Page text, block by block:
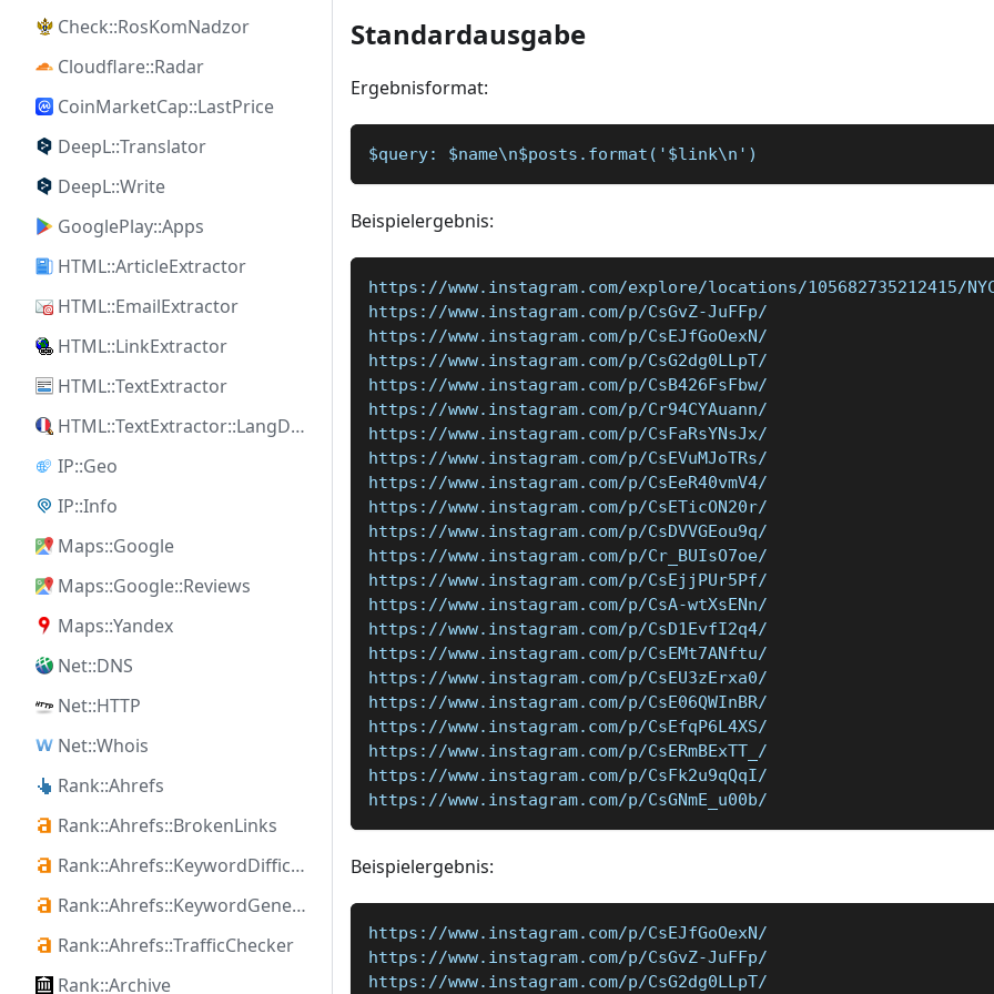
Check::RosKomNadzor
Cloudflare::Radar
CoinMarketCap::LastPrice
DeepL::Translator
DeepL::Write
GooglePlay::Apps
HTML::ArticleExtractor
HTML::EmailExtractor
HTML::LinkExtractor
HTML::TextExtractor
HTML::TextExtractor::LangDetect
IP::Geo
IP::Info
Maps::Google
Maps::Google::Reviews
Maps::Yandex
Net::DNS
Net::HTTP
Net::Whois
Rank::Ahrefs
Rank::Ahrefs::BrokenLinks
Rank::Ahrefs::KeywordDifficulty
Rank::Ahrefs::KeywordGenerator
Rank::Ahrefs::TrafficChecker
Rank::Archive
Standardausgabe
Ergebnisformat:
$query: $name\n$posts.format('$link\n')
Beispielergebnis:
https://www.instagram.com/explore/locations/105682735212415/
https://www.instagram.com/p/CsGvZ-JuFFp/
https://www.instagram.com/p/CsEJfGoOexN/
https://www.instagram.com/p/CsG2dg0LLpT/
https://www.instagram.com/p/CsB426FsFbw/
https://www.instagram.com/p/Cr94CYAuann/
https://www.instagram.com/p/CsFaRsYNsJx/
https://www.instagram.com/p/CsEVuMJoTRs/
https://www.instagram.com/p/CsEeR40vmV4/
https://www.instagram.com/p/CsETicON20r/
https://www.instagram.com/p/CsDVVGEou9q/
https://www.instagram.com/p/Cr_BUIsO7oe/
https://www.instagram.com/p/CsEjjPUr5Pf/
https://www.instagram.com/p/CsA-wtXsENn/
https://www.instagram.com/p/CsD1EvfI2q4/
https://www.instagram.com/p/CsEMt7ANftu/
https://www.instagram.com/p/CsEU3zErxa0/
https://www.instagram.com/p/CsE06QWInBR/
https://www.instagram.com/p/CsEfqP6L4XS/
https://www.instagram.com/p/CsERmBExTT_/
https://www.instagram.com/p/CsFk2u9qQqI/
https://www.instagram.com/p/CsGNmE_u00b/
Beispielergebnis:
https://www.instagram.com/p/CsEJfGoOexN/
https://www.instagram.com/p/CsGvZ-JuFFp/
https://www.instagram.com/p/CsG2dg0LLpT/